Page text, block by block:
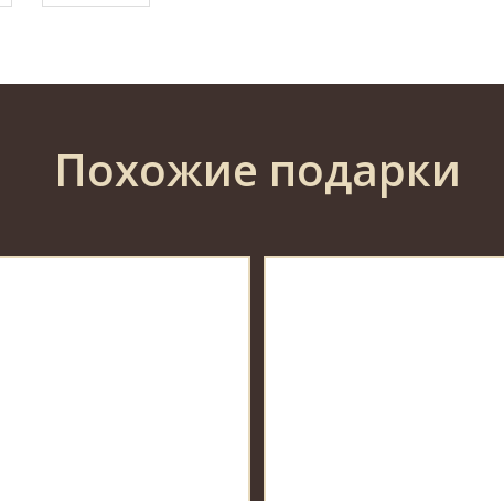
Похожие подарки